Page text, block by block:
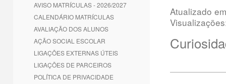
AVISO MATRÍCULAS - 2026/2027
CALENDÁRIO MATRÍCULAS
AVALIAÇÃO DOS ALUNOS
AÇÃO SOCIAL ESCOLAR
LIGAÇÕES EXTERNAS ÚTEIS
LIGAÇÕES DE PARCEIROS
POLÍTICA DE PRIVACIDADE
Atualizado